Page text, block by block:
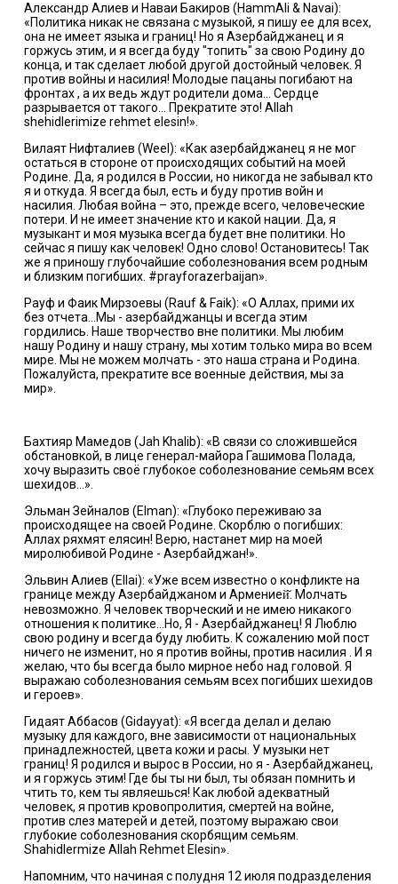
Александр Алиев и Наваи Бакиров (HammAli & Navai):
«Политика никак не связана с музыкой, я пишу ее для всех,
она не имеет языка и границ! Но я Азербайджанец и я
горжусь этим, и я всегда буду "топить" за свою Родину до
конца, и так сделает любой другой достойный человек. Я
против войны и насилия! Молодые пацаны погибают на
фронтах , а их ведь ждут родители дома... Сердце
разрывается от такого... Прекратите это! Allah
shehidlerimize rehmet elesin!».
Вилаят Нифталиев (Weel): «Как азербайджанец я не мог
остаться в стороне от происходящих событий на моей
Родине. Да, я родился в России, но никогда не забывал кто
я и откуда. Я всегда был, есть и буду против войн и
насилия. Любая война – это, прежде всего, человеческие
потери. И не имеет значение кто и какой нации. Да, я
музыкант и моя музыка всегда будет вне политики. Но
сейчас я пишу как человек! Одно слово! Остановитесь! Так
же я приношу глубочайшие соболезнования всем родным
и близким погибших. #prayforazerbaijan».
Рауф и Фаик Мирзоевы (Rauf & Faik): «О Аллах, прими их
без отчета...Мы - азербайджанцы и всегда этим
гордились. Наше творчество вне политики. Мы любим
нашу Родину и нашу страну, мы хотим только мира во всем
мире. Мы не можем молчать - это наша страна и Родина.
Пожалуйста, прекратите все военные действия, мы за
мир».
Бахтияр Мамедов (Jah Khalib): «В связи со сложившейся
обстановкой, в лице генерал-майора Гашимова Полада,
хочу выразить своё глубокое соболезнование семьям всех
шехидов...».
Эльман Зейналов (Elman): «Глубоко переживаю за
происходящее на своей Родине. Скорблю о погибших:
Аллах ряхмят елясин! Верю, настанет мир на моей
миролюбивой Родине - Азербайджан!».
Эльвин Алиев (Ellai): «Уже всем известно о конфликте на
границе между Азербайджаном и Арменией̆. Молчать
невозможно. Я человек творческий и не имею никакого
отношения к политике...Но, Я - Азербайджанец! Я Люблю
свою родину и всегда буду любить. К сожалению мой пост
ничего не изменит, но я против войны, против насилия . И я
желаю, что бы всегда было мирное небо над головой. Я
выражаю соболезнования семьям всех погибших шехидов
и героев».
Гидаят Аббасов (Gidayyat): «Я всегда делал и делаю
музыку для каждого, вне зависимости от национальных
принадлежностей, цвета кожи и расы. У музыки нет
границ! Я родился и вырос в России, но я - Азербайджанец,
и я горжусь этим! Где бы ты ни был, ты обязан помнить и
чтить то, кем ты являешься! Как любой адекватный
человек, я против кровопролития, смертей на войне,
против слез матерей и детей, поэтому выражаю свои
глубокие соболезнования скорбящим семьям.
Shahidlermize Allah Rehmet Elesin».
Напомним, что начиная с полудня 12 июля подразделения